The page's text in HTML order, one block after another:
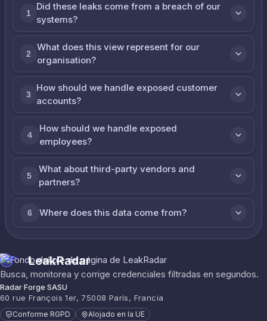
1
Did these leaks come from a breach of our
systems?
2
What does this view represent for our
organisation?
3
How should we handle exposed customer
accounts?
4
How should we handle exposed
employees?
5
What about third-party vendors and
partners?
6 Where does this data come from?
LeakRadar
Busca, monitorea y corrige credenciales filtradas en segundos.
Radar Forge SASU
60 rue François 1er, 75008 París, Francia
Conforme RGPD Alojado en la UE